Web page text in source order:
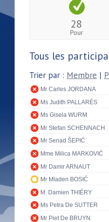
28
Pour
Tous les
Trier par : Membre |
Mr Carles JORDANA
Ms Judith PALLARÉS
Ms Gisela WURM
Mr Stefan SCHENNACH
Mr Senad ŠEPIĆ
Mme Milica MARKOVIĆ
Mr Damir ARNAUT
Mr Mladen BOSIĆ
M. Damien THIÉRY
Ms Petra De SUTTER
Mr Piet De BRUYN